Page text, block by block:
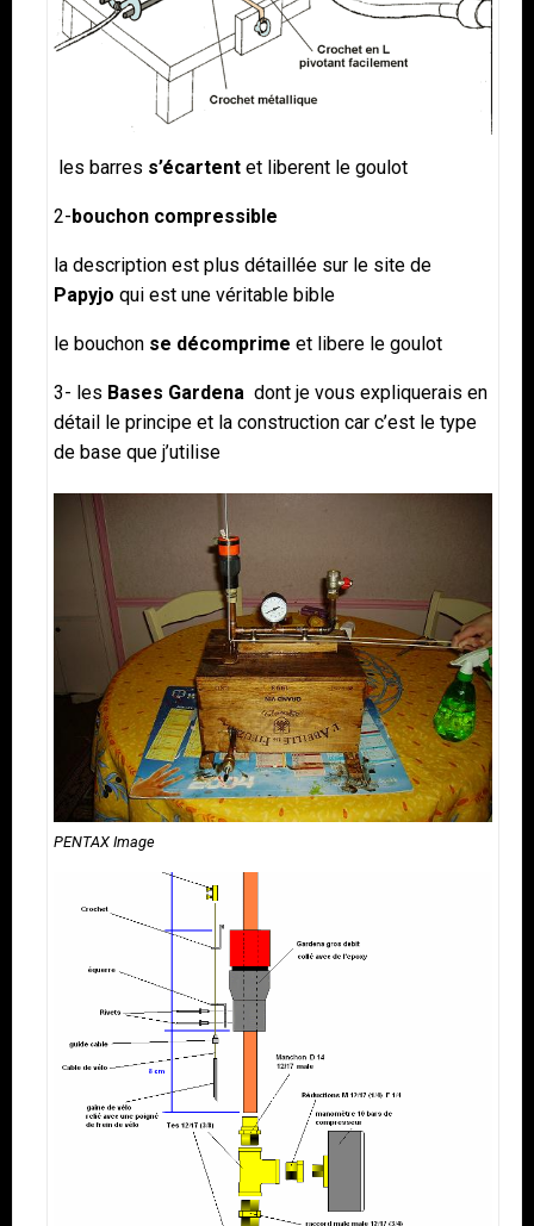
les barres s’écartent et liberent le goulot
2- bouchon compressible
la description est plus détaillée sur le site de
Papyjo qui est une véritable bible
le bouchon se décomprime et libere le goulot
3- les Bases Gardena dont je vous expliquerais en
détail le principe et la construction car c’est le type
de base que j’utilise
PENTAX Image